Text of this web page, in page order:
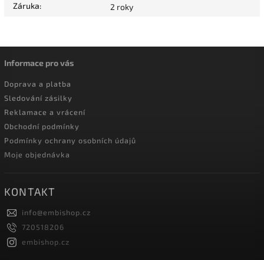
Záruka: 2 roky
Informace pro vás
Doprava a platba
Sledování zásilky
Reklamace a vrácení
Obchodní podmínky
Podmínky ochrany osobních údajů
Moje objednávka
KONTAKT
info@embishop.cz
720518206
embishop.cz